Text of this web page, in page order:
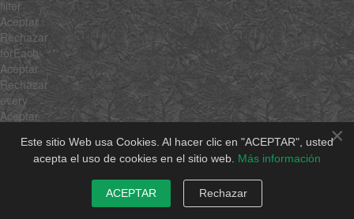
×
Este sitio Web usa Cookies. Al hacer clic en "ACEPTAR", usted
acepta el uso de cookies en el sitio web. Más información
ACEPTAR Rechazar
filter
Aceptar
Rechazar
forEach
Aceptar
Rechazar
every
Aceptar
map
Aceptar